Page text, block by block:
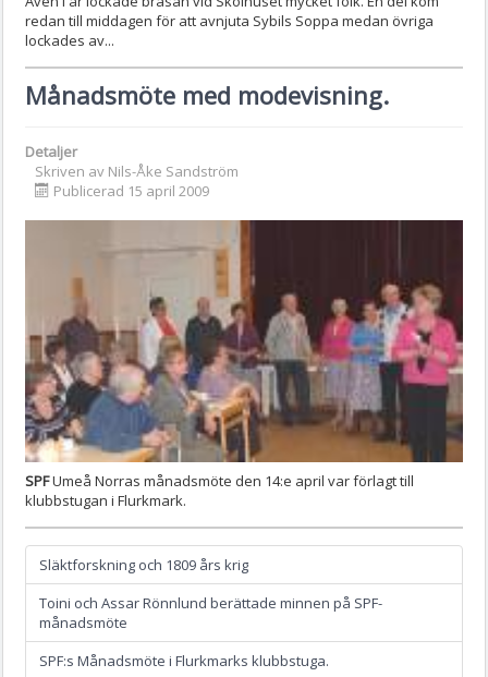
redan till middagen för att avnjuta Sybils Soppa medan övriga
lockades av...
Månadsmöte med modevisning.
Detaljer
Skriven av Nils-Åke Sandström
Publicerad 15 april 2009
SPFUmeå Norras månadsmöte den 14:e april var förlagt till
klubbstugan i Flurkmark.
Släktforskning och 1809 års krig
Toini och Assar Rönnlund berättade minnen på SPF-
månadsmöte
SPF:s Månadsmöte i Flurkmarks klubbstuga.